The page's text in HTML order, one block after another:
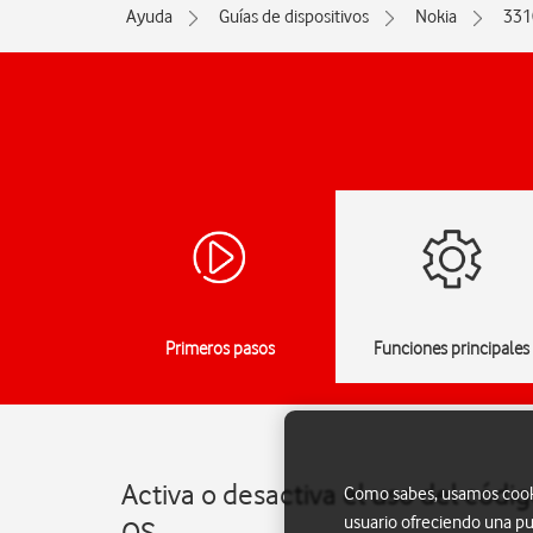
Ayuda Guías de dispositivos Nokia
Primeros pasos Funciones principales
Activa o desactiva el uso del
Como sabes, usamos
usuario ofreciendo una